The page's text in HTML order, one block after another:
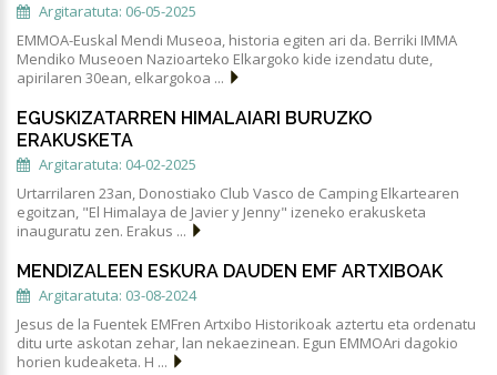
Argitaratuta: 06-05-2025
EMMOA-Euskal Mendi Museoa, historia egiten ari da. Berriki IMMA
Mendiko Museoen Nazioarteko Elkargoko kide izendatu dute,
apirilaren 30ean, elkargokoa ...
EGUSKIZATARREN HIMALAIARI BURUZKO
ERAKUSKETA
Argitaratuta: 04-02-2025
Urtarrilaren 23an, Donostiako Club Vasco de Camping Elkartearen
egoitzan, "El Himalaya de Javier y Jenny" izeneko erakusketa
inauguratu zen. Erakus ...
MENDIZALEEN ESKURA DAUDEN EMF ARTXIBOAK
Argitaratuta: 03-08-2024
Jesus de la Fuentek EMFren Artxibo Historikoak aztertu eta ordenatu
ditu urte askotan zehar, lan nekaezinean. Egun EMMOAri dagokio
horien kudeaketa. H ...